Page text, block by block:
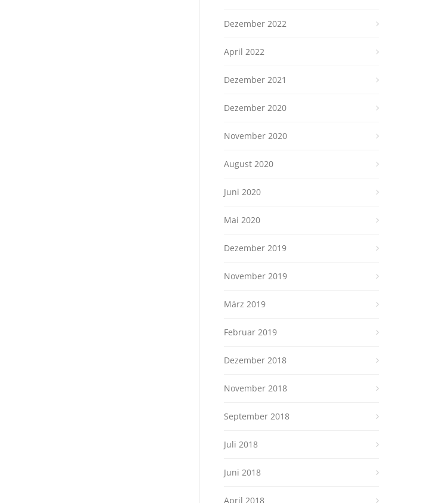
Dezember 2022
April 2022
Dezember 2021
Dezember 2020
November 2020
August 2020
Juni 2020
Mai 2020
Dezember 2019
November 2019
März 2019
Februar 2019
Dezember 2018
November 2018
September 2018
Juli 2018
Juni 2018
April 2018